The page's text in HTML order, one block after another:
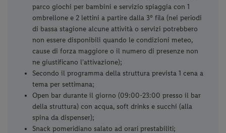
dispone di un’area separata adibita a cucina per
celiaci);
Bevande ai pasti (self-service con acqua, softdrink e
vino della casa);
Tessera Club che include l'utilizzo di 2 piscine (di cui
una per bambini), solarium con ombrelloni e lettini
secon-do disponibilità, utilizzo diurno del campo da
tennis, campo polivalente, campo bocce, tavolo da
Ping-Pong, animazione diurna e serale con corsi
collettivi di tennis, acquagym, step aerobica, balli di
gruppo, tornei sporti-vi e sedentari, giochi, cabaret,
musica, spettacoli, centro sport acquatici con canoe,